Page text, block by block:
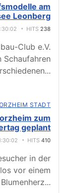
am
Leonberg
HITS 238
Club e.V.
...
STADT
zum
geplant
HITS 410
in der
vor einem
Blumenherz...